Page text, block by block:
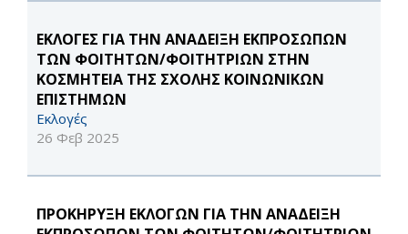
ΕΚΛΟΓΕΣ ΓΙΑ ΤΗΝ ΑΝΑΔΕΙΞΗ ΕΚΠΡΟΣΩΠΩΝ
ΤΩΝ ΦΟΙΤΗΤΩΝ/ΦΟΙΤΗΤΡΙΩΝ ΣΤΗΝ
ΚΟΣΜΗΤΕΙΑ ΤΗΣ ΣΧΟΛΗΣ ΚΟΙΝΩΝΙΚΩΝ
ΕΠΙΣΤΗΜΩΝ
Εκλογές
26 Φεβ 2025
ΠΡΟΚΗΡΥΞΗ ΕΚΛΟΓΩΝ ΓΙΑ ΤΗΝ ΑΝΑΔΕΙΞΗ